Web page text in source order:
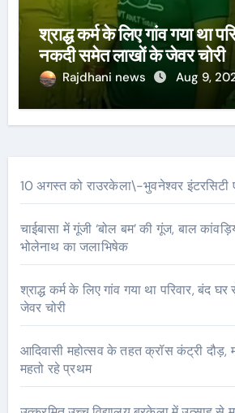
श्राद्ध कर्म के लिए गांव गया था
नकदी समेत लाखों के जेवर चोरी
Rajdhani news Aug 9,
10 अगस्त को राउरकेला\-भुवनेश्वर इंटरसिटी
चाईबासा में गूंजी ‘बोल बम’ की गूंज, बाल
भोलेनाथ का जलाभिषेक
श्राद्ध कर्म के लिए गांव गया था परिवार, बंद
जेवर चोरी
आदिवासी महोत्सव के तहत क्रॉस कंट्री दौड़,
महतो रहे प्रथम